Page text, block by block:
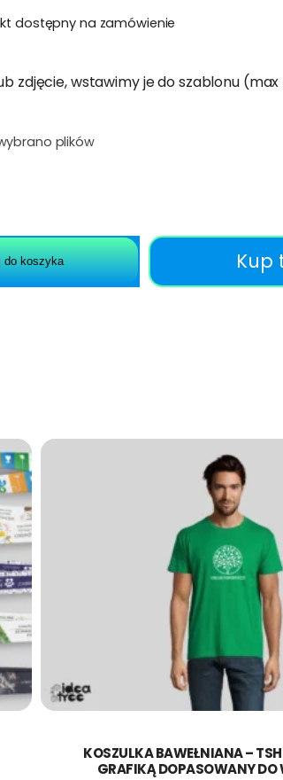
dostępny na zamówienie
zdjęcie, wstawimy je do szablonu (max
plików
do koszyka Kup
KOSZULKA BAWEŁNIANA –
GRAFIKĄ DOPASOWANY